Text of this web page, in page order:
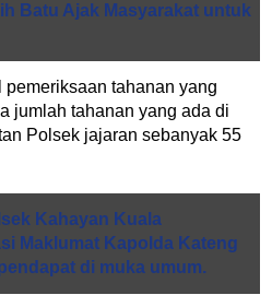
Batu Ajak Masyarakat untuk
tahanan yang
jumlah tahanan yang ada di
Polsek jajaran sebanyak 55
Kahayan Kuala
Maklumat Kapolda Kateng
di muka umum.